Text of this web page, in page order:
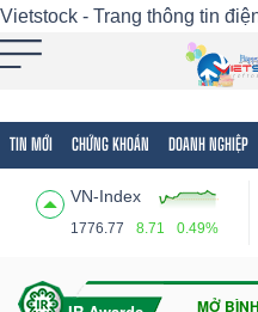
Vietstock - Trang thông tin
TIN MỚI CHỨNG KHOÁN DOANH NGHIỆP
VN-Index
1776.77 8.71 0.49%
Tất cả Tính năng
Tính
(-)